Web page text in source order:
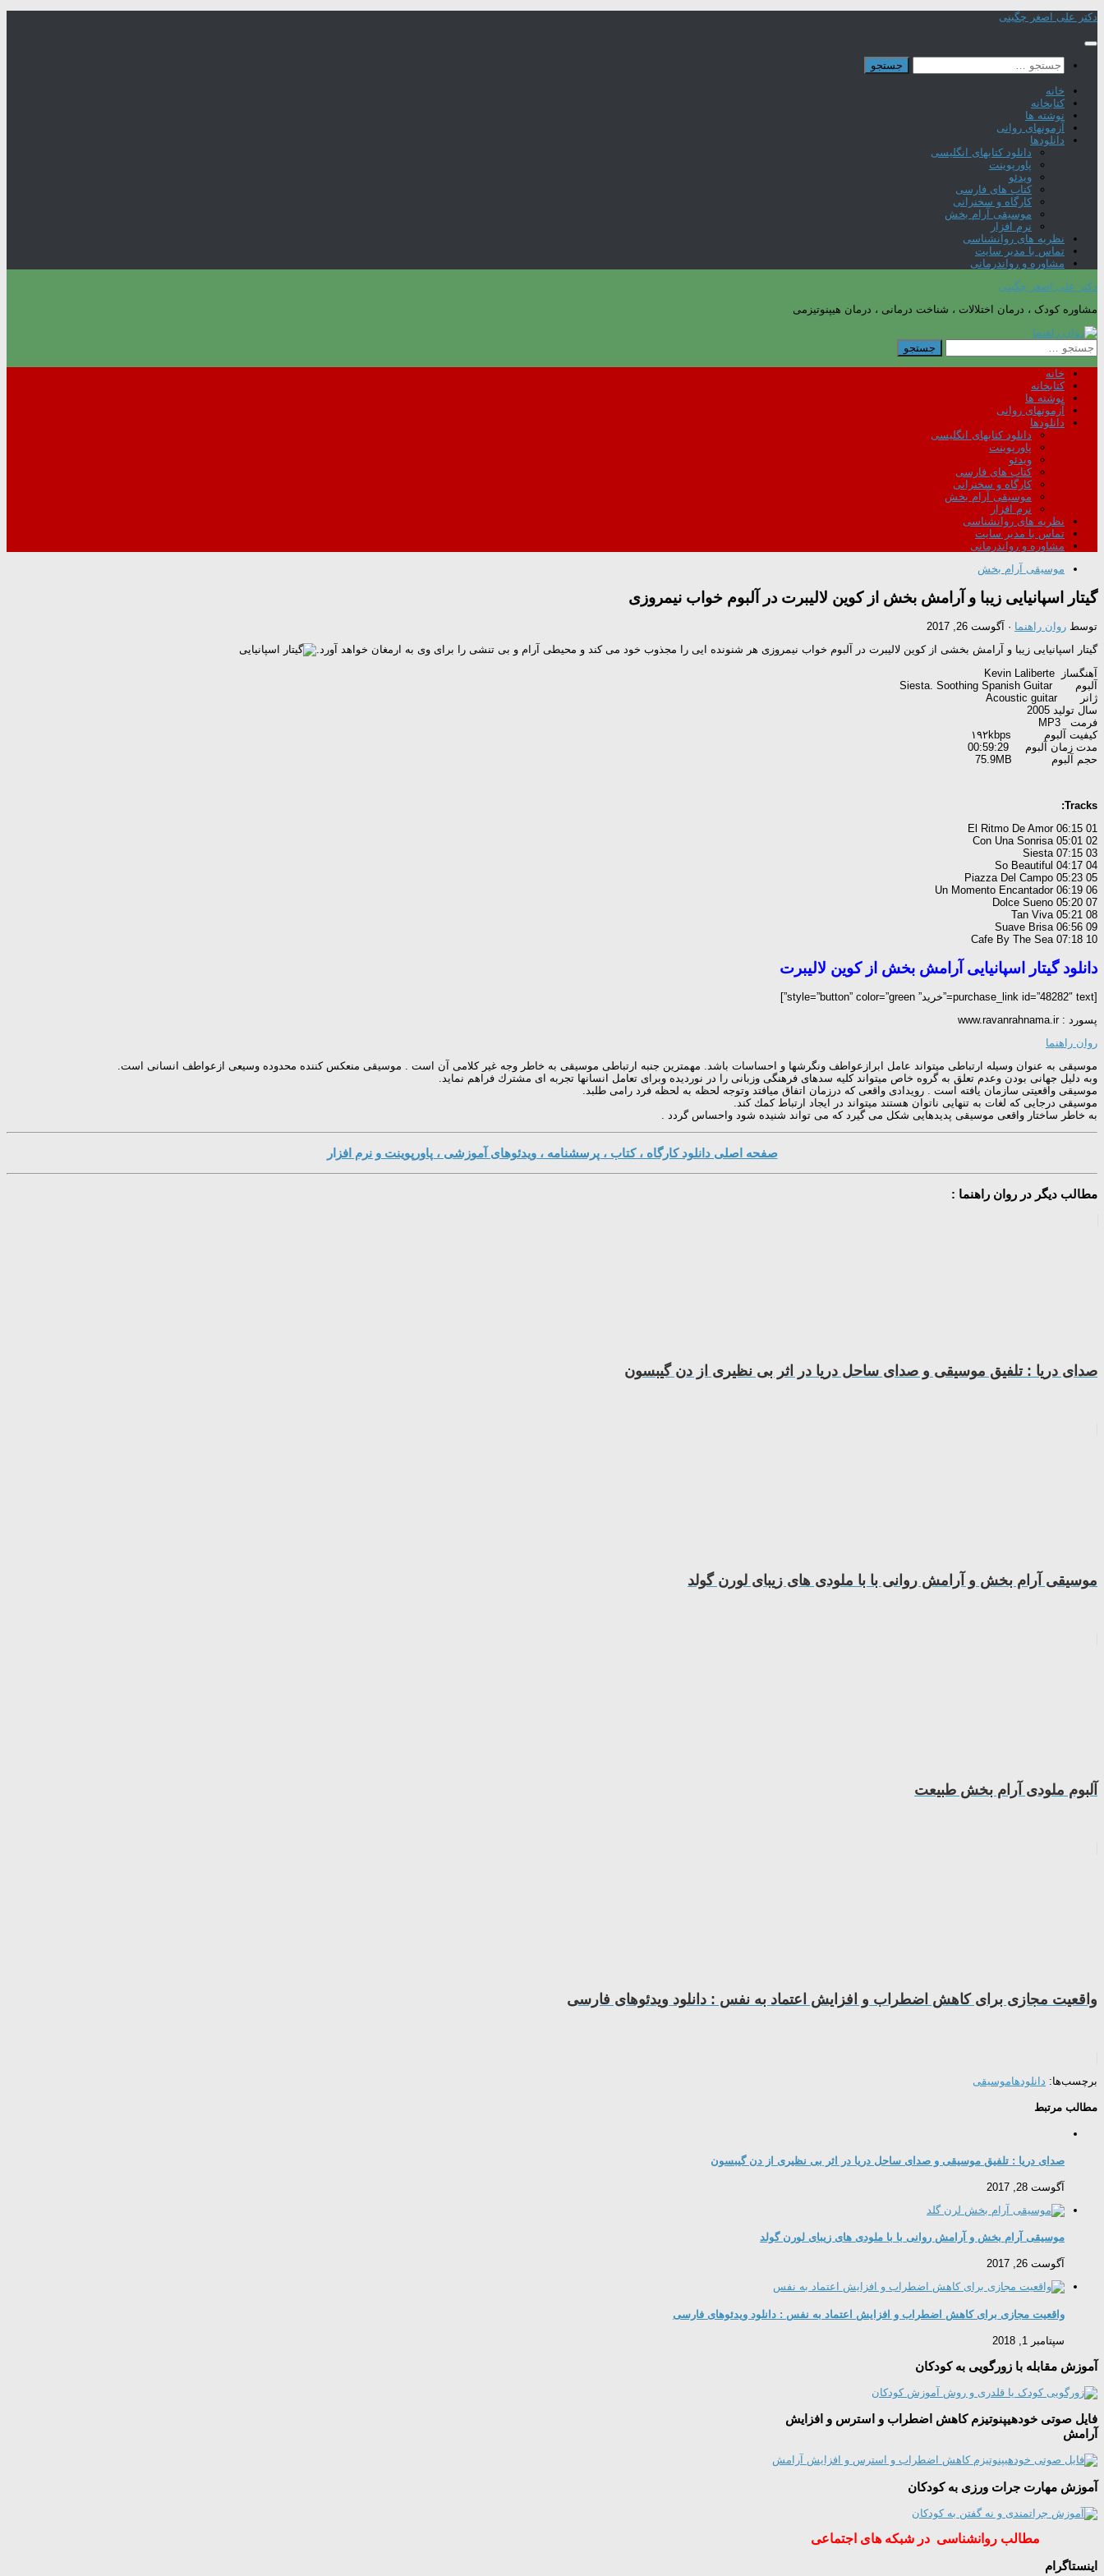
Skip
content
دکتر علی اصغر چگینی
جستجو
برای:
خانه
کتابخانه
نوشته ها
آزمونهای روانی
دانلودها
دانلود کتابهای انگلیسی
پاورپوینت
ویدئو
کتاب های فارسی
کارگاه و سخنرانی
موسیقی آرام بخش
نرم افزار
نظریه های روانشناسی
تماس با مدیر سایت
مشاوره و رواندرمانی
دکتر علی اصغر چگینی
مشاوره کودک ، درمان اختلالات ، شناخت درمانی ، درمان هیپنوتیزمی
جستجو
برای:
خانه
کتابخانه
نوشته ها
آزمونهای روانی
دانلودها
دانلود کتابهای انگلیسی
پاورپوینت
ویدئو
کتاب های فارسی
کارگاه و سخنرانی
موسیقی آرام بخش
نرم افزار
نظریه های روانشناسی
تماس با مدیر سایت
مشاوره و رواندرمانی
موسیقی آرام بخش
گیتار اسپانیایی زیبا و آرامش بخش از کوین لالیبرت در آلبوم خواب نیمروزی
توسط روان راهنما · آگوست 26, 2017
گیتار اسپانیایی زیبا و آرامش بخشی از کوین لالیبرت در آلبوم خواب نیمروزی هر شنونده ایی را مجذوب خود می کند و محیطی آرام و بی تنشی را برای وی به ارمغان خواهد آورد.
آهنگساز Kevin Laliberte
آلبوم Siesta. Soothing Spanish Guitar
ژانر Acoustic guitar
سال تولید 2005
فرمت MP3
کیفیت آلبوم ۱۹۲kbps
مدت زمان آلبوم 00:59:29
حجم آلبوم 75.9MB
Tracks:
01 El Ritmo De Amor 06:15
02 Con Una Sonrisa 05:01
03 Siesta 07:15
04 So Beautiful 04:17
05 Piazza Del Campo 05:23
06 Un Momento Encantador 06:19
07 Dolce Sueno 05:20
08 Tan Viva 05:21
09 Suave Brisa 06:56
10 Cafe By The Sea 07:18
دانلود گیتار اسپانیایی آرامش بخش از کوین لالیبرت
[purchase_link id=”48282″ text=”خرید” style=”button” color=”green”]
پسورد : www.ravanrahnama.ir
روان راهنما
موسیقی به عنوان وسیله ارتباطی میتواند عامل ابرازعواطف ونگرشها و احساسات باشد. مهمترین جنبه ارتباطی موسیقی به خاطر وجه غیر كلامی آن است . موسیقی منعكس كننده محدوده وسیعی ازعواطف انسانی است.
وبه دلیل جهانی بودن وعدم تعلق به گروه خاص میتواند كلیه سدهای فرهنگی وزبانی را در نوردیده وبرای تعامل انسانها تجربه ای مشترك فراهم نماید.
موسیقی واقعیتی سازمان یافته است . رویدادی واقعی كه درزمان اتفاق میافتد وتوجه لحظه به لحظه فرد رامی طلبد.
موسیقی درجایی كه لغات به تنهایی ناتوان هستند میتواند در ایجاد ارتباط كمك كند.
به خاطر ساختار واقعی موسیقی پدیدهایی شكل می گیرد كه می تواند شنیده شود واحساس گردد .
صفحه اصلی دانلود کارگاه ، کتاب ، پرسشنامه ، ویدئوهای آموزشی ، پاورپوینت و نرم افزار
مطالب دیگر در روان راهنما :
صدای دریا : تلفیق موسیقی و صدای ساحل دریا در اثر بی نظیری از دن گیبسون
موسیقی آرام بخش و آرامش روانی با با ملودی های زیبای لورن گولد
آلبوم ملودی آرام بخش طبیعت
واقعیت مجازی برای کاهش اضطراب و افزایش اعتماد به نفس : دانلود ویدئوهای فارسی
برچسب‌ها: دانلودهاموسیقی
مطالب مرتبط
صدای دریا : تلفیق موسیقی و صدای ساحل دریا در اثر بی نظیری از دن گیبسون
آگوست 28, 2017
موسیقی آرام بخش و آرامش روانی با با ملودی های زیبای لورن گولد
آگوست 26, 2017
واقعیت مجازی برای کاهش اضطراب و افزایش اعتماد به نفس : دانلود ویدئوهای فارسی
سپتامبر 1, 2018
آموزش مقابله با زورگویی به کودکان
فایل صوتی خودهیپنوتیزم کاهش اضطراب و استرس و افزایش
آرامش
آموزش مهارت جرات ورزی به کودکان
مطالب روانشناسی در شبکه های اجتماعی
اینستاگرام